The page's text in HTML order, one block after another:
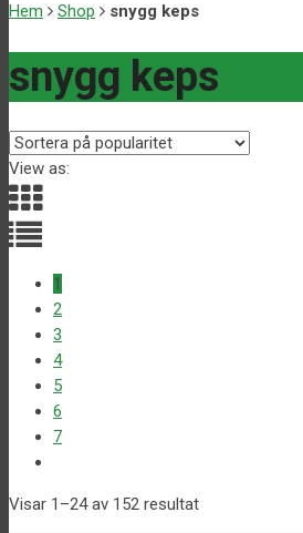
Hem Shop snygg keps
snygg keps
View as:
1
2
3
4
5
6
7
Visar 1–24 av 152 resultat